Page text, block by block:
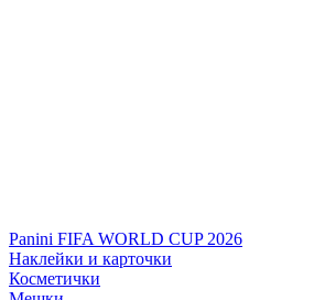
Panini FIFA WORLD CUP 2026
Наклейки и карточки
Косметички